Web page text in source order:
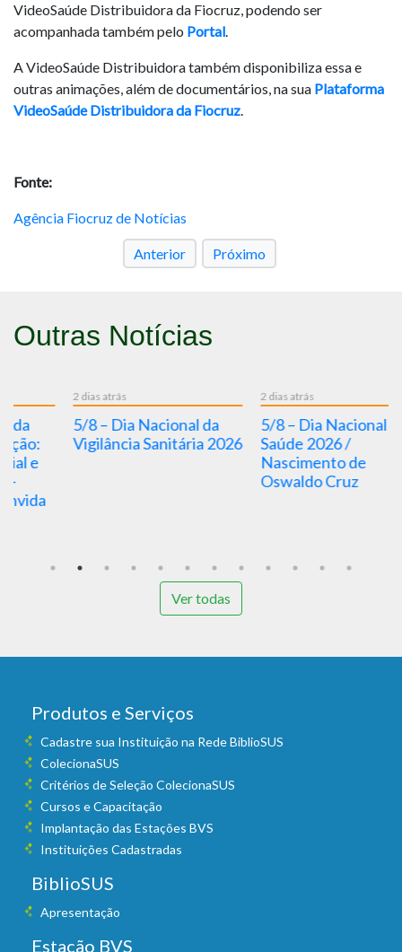
VideoSaúde Distribuidora da Fiocruz, podendo ser
acompanhada também pelo Portal.
A VideoSaúde Distribuidora também disponibiliza essa e
outras animações, além de documentários, na sua Plataforma
VideoSaúde Distribuidora da Fiocruz.
Fonte:
Agência Fiocruz de Notícias
Anterior Próximo
Outras Notícias
2 dias atrás
5/8 – Dia Nacional da
Vigilância Sanitária 2026
2 dias atrás
5/8 – Dia Nacional da
Saúde 2026 /
Nascimento de
Oswaldo Cruz
Ver todas
Produtos e Serviços
Cadastre sua Instituição na Rede BiblioSUS
ColecionaSUS
Critérios de Seleção ColecionaSUS
Cursos e Capacitação
Implantação das Estações BVS
Instituições Cadastradas
BiblioSUS
Apresentação
Estação BVS